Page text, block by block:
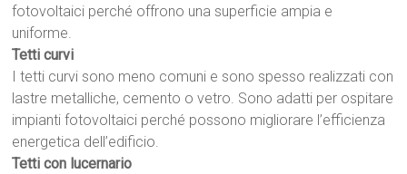
fotovoltaici perché offrono una superficie ampia e
uniforme.
Tetti curvi
I tetti curvi sono meno comuni e sono spesso realizzati con
lastre metalliche, cemento o vetro. Sono adatti per ospitare
impianti fotovoltaici perché possono migliorare l’efficienza
energetica dell’edificio.
Tetti con lucernario